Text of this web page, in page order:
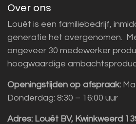
Over ons
Louët is een familiebedrijf,
generatie het overgenomen.
ongeveer 30 medewerker
hoogwaardige
Openingstijden op afspraak:
Donderdag: 8:30 – 16:00 uur
Adres: Louët BV, Kwinkweerd